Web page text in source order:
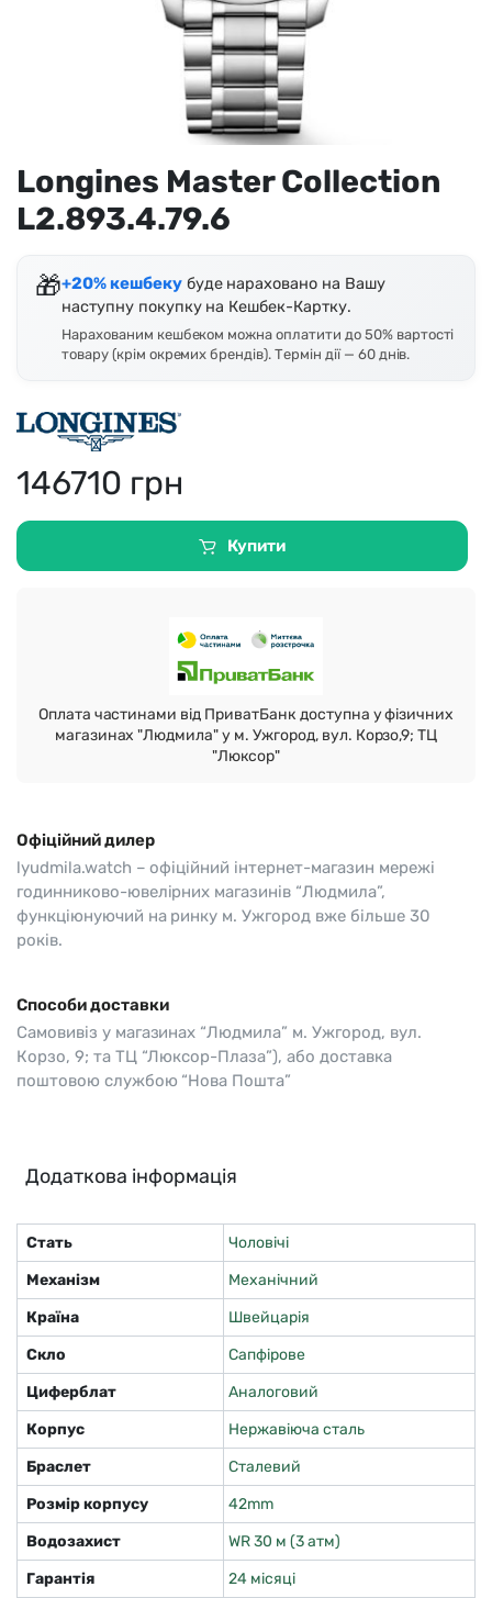
Longines Master Collection
L2.893.4.79.6
🎁+20% кешбекубуде нараховано на Вашу
наступну покупку на Кешбек-Картку.
Нарахованим кешбеком можна оплатити до 50% вартості
товару (крім окремих брендів). Термін дії — 60 днів.
146710 грн
Купити
Оплата частинами від ПриватБанк доступна у фізичних
магазинах "Людмила" у м. Ужгород, вул. Корзо,9; ТЦ
"Люксор"
Офіційний дилер
lyudmila.watch – офіційний інтернет-магазин мережі
годинниково-ювелірних магазинів “Людмила”,
функціюнуючий на ринку м. Ужгород вже більше 30
років.
Способи доставки
Самовивіз у магазинах “Людмила” м. Ужгород, вул.
Корзо, 9; та ТЦ “Люксор-Плаза”), або доставка
поштовою службою “Нова Пошта”
Додаткова інформація
Стать
Чоловічі
Механізм
Механічний
Країна
Швейцарія
Скло
Сапфірове
Циферблат
Аналоговий
Корпус
Нержавіюча сталь
Браслет
Сталевий
Розмір корпусу
42mm
Водозахист
WR 30 м (3 атм)
Гарантія
24 місяці